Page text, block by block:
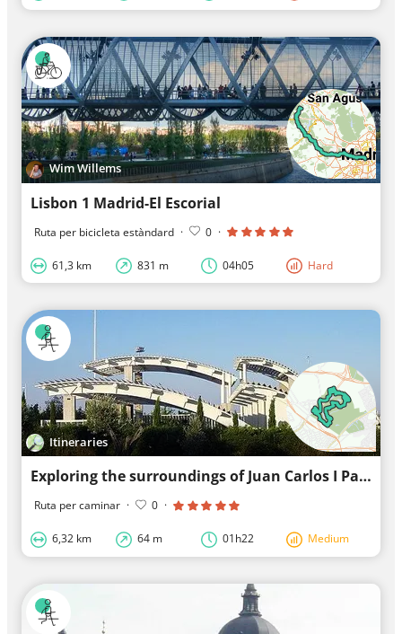
Wim Willems
Lisbon 1 Madrid-El Escorial
Ruta per bicicleta estàndard · 0 ·
61,3 km 831 m 04h05 Hard
Itineraries
Exploring the surroundings of Juan Carlos I Park
Ruta per caminar · 0 ·
6,32 km 64 m 01h22 Medium